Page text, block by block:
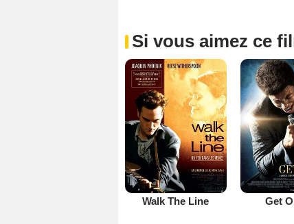
Si vous aimez ce
Walk The Line Get